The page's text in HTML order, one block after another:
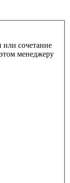
сочетание
менеджеру